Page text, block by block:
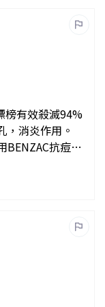
榜有效殺滅94%
，消炎作用。
BENZAC抗痘啫
整體係ok 。